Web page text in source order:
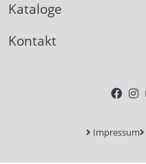
Kataloge
Kontakt
Impressum